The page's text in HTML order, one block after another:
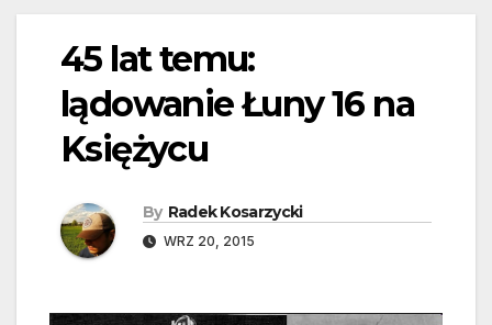
45 lat temu:
lądowanie Łuny 16 na
Księżycu
By Radek Kosarzycki
WRZ 20, 2015